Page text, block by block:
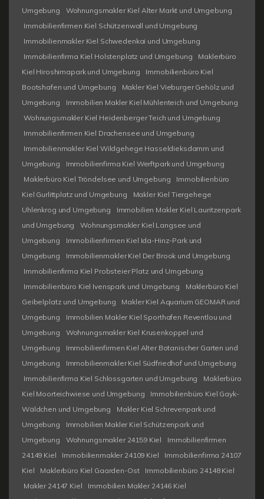
Umgebung
Wohnungsmakler Kiel Alter Markt und Umgebung
Immobilienfirmen Kiel Schützenwall und Umgebung
Immobilienmakler Kiel Schwedenkai und Umgebung
Immobilienfirma Kiel Holstenplatz und Umgebung
Maklerbüro
Kiel Hiroshimapark und Umgebung
Immobilienbüro Kiel
Bootshafen und Umgebung
Makler Kiel Vieburger Gehölz und
Umgebung
Immobilien Makler Kiel Mühlenteich und Umgebung
Wohnungsmakler Kiel Heidenberger Teich und Umgebung
Immobilienfirmen Kiel Drachensee und Umgebung
Immobilienmakler Kiel Wildgehege Hasseldieksdamm und
Umgebung
Immobilienfirma Kiel Werftpark und Umgebung
Maklerbüro Kiel Tröndelsee und Umgebung
Immobilienbüro
Kiel Gurlittplatz und Umgebung
Makler Kiel Tiergehege
Uhlenkrog und Umgebung
Immobilien Makler Kiel Lauritzenpark
und Umgebung
Wohnungsmakler Kiel Langsee und
Umgebung
Immobilienfirmen Kiel Ida-Hinz-Park und
Umgebung
Immobilienmakler Kiel Der Brook und Umgebung
Immobilienfirma Kiel Probsteier Platz und Umgebung
Immobilienbüro Kiel Ivenspark und Umgebung
Maklerbüro Kiel
Geibelplatz und Umgebung
Makler Kiel Aquarium GEOMAR und
Umgebung
Immobilien Makler Kiel Sporthafen Reventlou und
Umgebung
Wohnungsmakler Kiel Krusenkoppel und
Umgebung
Immobilienfirmen Kiel Alter Botanischer Garten und
Umgebung
Immobilienmakler Kiel Südfriedhof und Umgebung
Immobilienfirma Kiel Schlossgarten und Umgebung
Maklerbüro
Kiel Moorteichwiese und Umgebung
Immobilienbüro Kiel Gayk-
Wäldchen und Umgebung
Makler Kiel Schrevenpark und
Umgebung
Immobilien Makler Kiel Schützenpark und
Umgebung
Wohnungsmakler 24159 Kiel
Immobilienfirmen
24149 Kiel
Immobilienmakler 24109 Kiel
Immobilienfirma 24107
Kiel
Maklerbüro Kiel Gaarden-Ost
Immobilienbüro 24148 Kiel
Makler 24147 Kiel
Immobilien Makler 24146 Kiel